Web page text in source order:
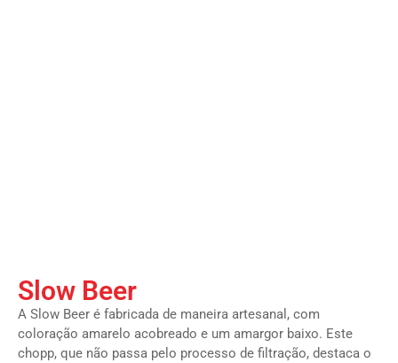
Slow Beer
A Slow Beer é fabricada de maneira artesanal, com
coloração amarelo acobreado e um amargor baixo. Este
chopp, que não passa pelo processo de filtração, destaca o